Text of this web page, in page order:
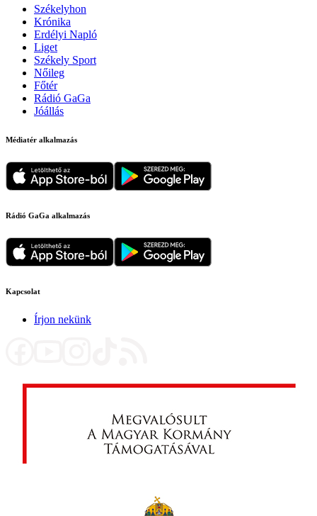
Székelyhon
Krónika
Erdélyi Napló
Liget
Székely Sport
Nőileg
Főtér
Rádió GaGa
Jóállás
Médiatér alkalmazás
Rádió GaGa alkalmazás
Kapcsolat
Írjon nekünk